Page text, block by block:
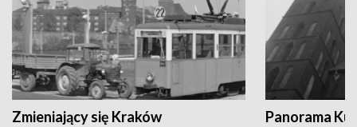
Zmieniający się Kraków Panorama